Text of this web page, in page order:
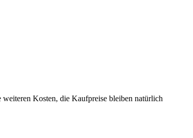
weiteren Kosten, die Kaufpreise bleiben natürlich